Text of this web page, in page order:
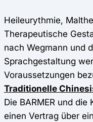
Heileurythmie,
Therapeutische
nach Wegmann und
Sprachgestaltung
Voraussetzungen
Traditionelle
Die BARMER und
einen Vertrag über